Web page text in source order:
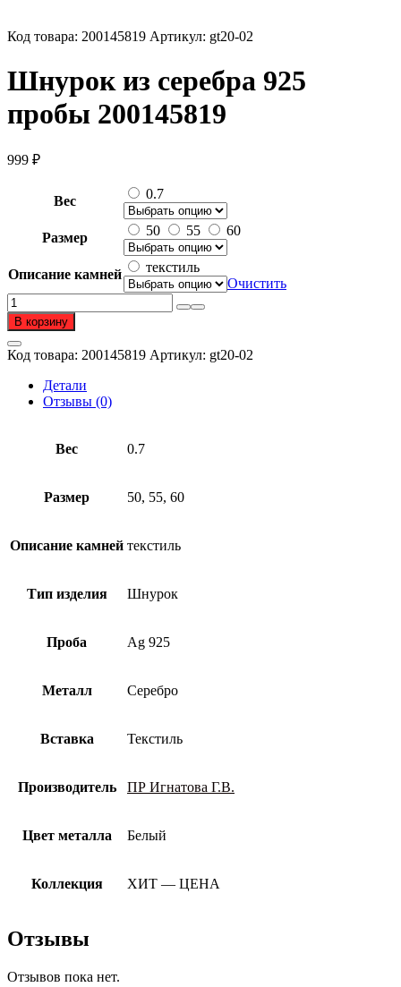
Код товара: 200145819 Артикул: gt20-02
Шнурок из серебра 925
пробы 200145819
999 ₽
Вес 0.7
Размер 50 55 60
Описание камней
текстиль
Очистить
Количество
товара
Шнурок
из
серебра
пробы
В корзину
Код товара: 200145819 Артикул: gt20-02
Детали
Отзывы (0)
Вес 0.7
Размер 50, 55, 60
Описание камней текстиль
Тип изделия Шнурок
Проба Ag 925
Металл Серебро
Вставка Текстиль
Производитель ПР Игнатова Г.В.
Цвет металла Белый
Коллекция ХИТ — ЦЕНА
Отзывы
Отзывов пока нет.